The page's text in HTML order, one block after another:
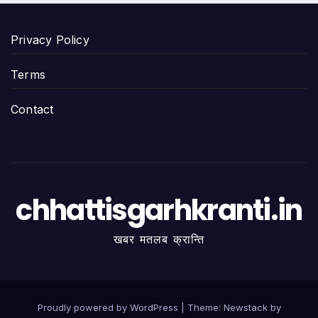
Privacy Policy
Terms
Contact
chhattisgarhkranti.in
खबर मतलब क्रान्ति
Proudly powered by WordPress Theme: Newstackby